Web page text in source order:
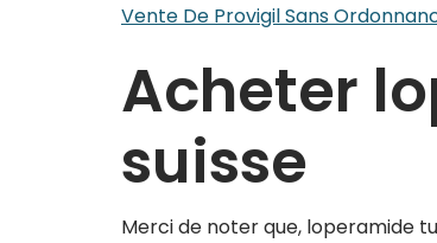
Vente De Provigil Sans
Acheter
suisse
Merci de noter que, loperamide